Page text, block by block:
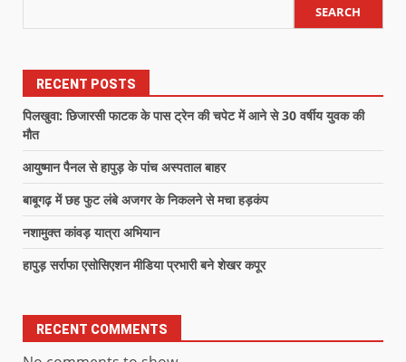
SEARCH
RECENT POSTS
पिलखुवा: छिजारसी फाटक के पास ट्रेन की चपेट में आने से 30 वर्षीय युवक की
मौत
आयुष्मान पैनल से हापुड़ के पांच अस्पताल बाहर
बाबूगढ़ में छह फुट लंबे अजगर के निकलने से मचा हड़कंप
नशामुक्त कांवड़ यात्रा अभियान
हापुड़ सर्राफा एसोसिएशन मीडिया प्रभारी बने शेखर कपूर
RECENT COMMENTS